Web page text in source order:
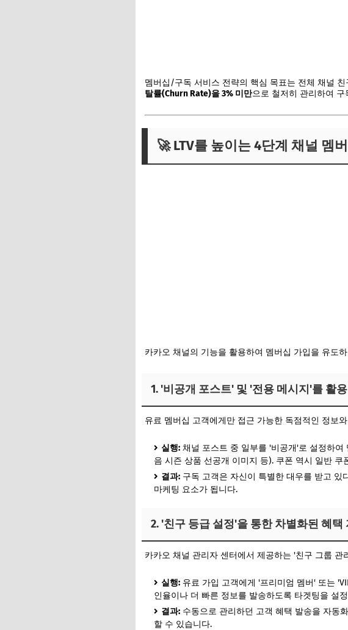
멤버십/구독 서비스 전략의 핵심 목표는 전체 채널 친
탈률(Churn Rate)을 3% 미만으로 철저히 관리하여
🚀 LTV를 높이는 4단계 채널 멤
카카오 채널의 기능을 활용하여 멤버십 가입을 유도
1. '비공개 포스트' 및 '전용 메시지'를 활
유료 멤버십 고객에게만 접근 가능한 독점적인 정보
실행: 채널 포스트 중 일부를 '비공개'로 설정하
음 시즌 상품 선공개 이미지 등). 쿠폰 역시 일반 쿠
결과: 구독 고객은 자신이 특별한 대우를 받고 있
마케팅 요소가 됩니다.
2. '친구 등급 설정'을 통한 차별화된 혜택
카카오 채널 관리자 센터에서 제공하는 '친구 그룹
실행: 유료 가입 고객에게 '프리미엄 멤버' 또는
인율이나 더 빠른 정보를 발송하도록 타겟팅을 설
결과: 수동으로 관리하던 고객 혜택 발송을 자동
할 수 있습니다.